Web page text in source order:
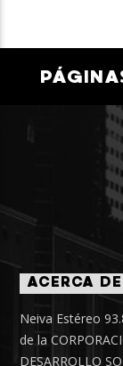
ACERCA
Neiva Estéreo
de la
DESARROLLO